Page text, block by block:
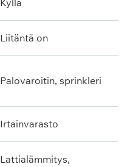
kyllä
liitäntä on
palovaroitin, sprinkleri
irtainvarasto
lattialämmitys,